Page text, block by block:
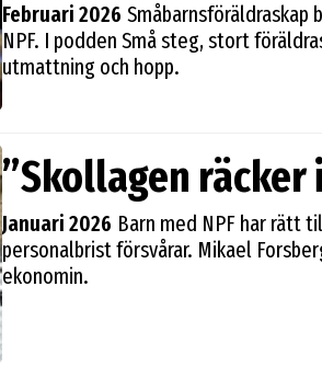
Februari 2026 Småbarnsföräldraskap
NPF. I podden Små steg, stort
utmattning och hopp.
”Skollagen
Januari 2026 Barn med NPF har rätt
personalbrist försvårar. Mikael
ekonomin.